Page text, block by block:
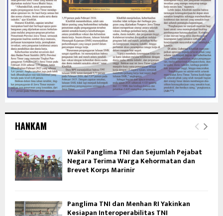
HANKAM
Wakil Panglima TNI dan Sejumlah Pejabat
Negara Terima Warga Kehormatan dan
Brevet Korps Marinir
Panglima TNI dan Menhan RI Yakinkan
Kesiapan Interoperabilitas TNI